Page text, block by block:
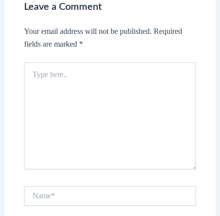
Leave a Comment
Your email address will not be published. Required
fields are marked *
here..